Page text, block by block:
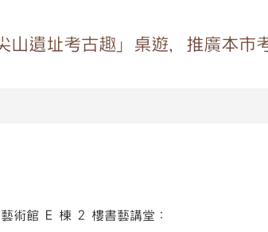
遺址考古趣」桌遊，推廣本市
藝術館 E 棟 2 樓書藝講堂：